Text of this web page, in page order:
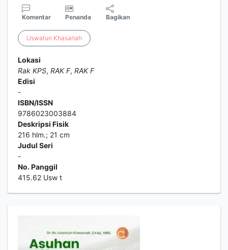
Komentar Penanda Bagikan
Uswatun Khasanah
Lokasi
Rak KPS, RAK F, RAK F
Edisi
-
ISBN/ISSN
9786023003884
Deskripsi Fisik
216 hlm.; 21 cm
Judul Seri
-
No. Panggil
415.62 Usw t